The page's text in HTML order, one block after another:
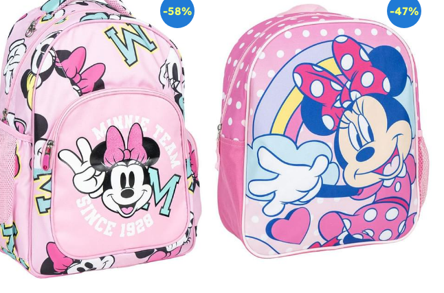
-58% -47%